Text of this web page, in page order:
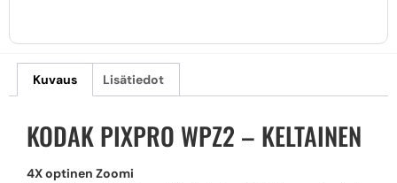
Kuvaus Lisätiedot
KODAK PIXPRO WPZ2 – KELTAINEN
4X optinen Zoomi